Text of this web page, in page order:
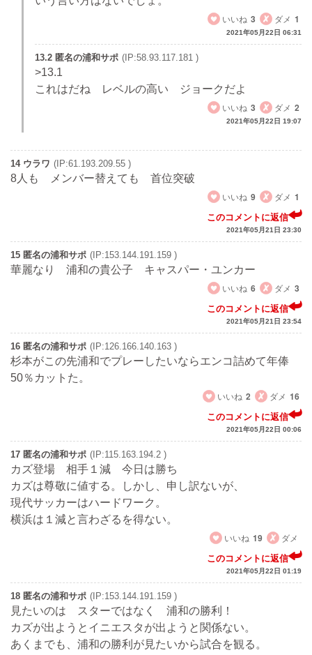
いいね 3 ダメ 1
2021年05月22日 06:31
13.2 匿名の浦和サポ (IP:58.93.117.181 )
>13.1
これはだね レベルの高い ジョークだよ
いいね 3 ダメ 2
2021年05月22日 19:07
14 ウラワ (IP:61.193.209.55 )
8人も メンバー替えても 首位突破
いいね 9 ダメ 1
このコメントに返信
2021年05月21日 23:30
15 匿名の浦和サポ (IP:153.144.191.159 )
華麗なり 浦和の貴公子 キャスパー・ユンカー
いいね 6 ダメ 3
このコメントに返信
2021年05月21日 23:54
16 匿名の浦和サポ (IP:126.166.140.163 )
杉本がこの先浦和でプレーしたいならエンコ詰めて年俸
50％カットた。
いいね 2 ダメ 16
このコメントに返信
2021年05月22日 00:06
17 匿名の浦和サポ (IP:115.163.194.2 )
カズ登場 相手１減 今日は勝ち
カズは尊敬に値する。しかし、申し訳ないが、
現代サッカーはハードワーク。
横浜は１減と言わざるを得ない。
いいね 19 ダメ
このコメントに返信
2021年05月22日 01:19
18 匿名の浦和サポ (IP:153.144.191.159 )
見たいのは スターではなく 浦和の勝利！
カズが出ようとイニエスタが出ようと関係ない。
あくまでも、浦和の勝利が見たいから試合を観る。